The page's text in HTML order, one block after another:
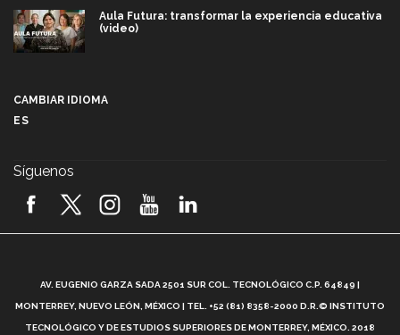
Aula Futura: transformar la experiencia educativa
(video)
2026! (video)
¿Cómo es el Modelo Educativo Tec? (video)
CAMBIAR IDIOMA
ES
Síguenos
AV. EUGENIO GARZA SADA 2501 SUR COL. TECNOLÓGICO C.P. 64849 |
MONTERREY, NUEVO LEÓN, MÉXICO | TEL. +52 (81) 8358-2000 D.R.© INSTITUTO
TECNOLÓGICO Y DE ESTUDIOS SUPERIORES DE MONTERREY, MÉXICO. 2018